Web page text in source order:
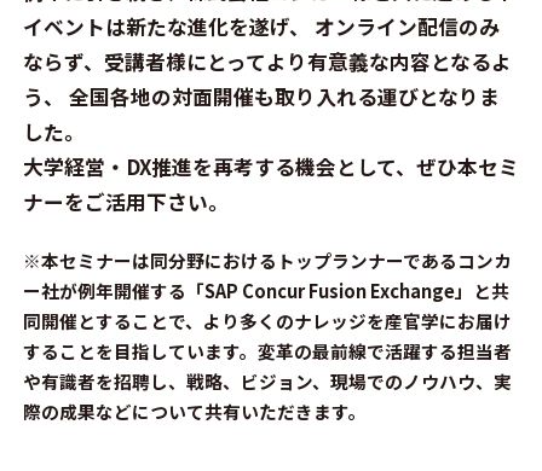
イベントは新たな進化を遂げ、
オンライン配信のみ
ならず、受講者様にとってより有意義な内容となるよ
う、
全国各地の対面開催も取り入れる運びとなりま
した。
大学経営・DX推進を再考する機会として、ぜひ本セミ
ナーをご活用下さい。
※本セミナーは同分野におけるトップランナーであるコンカ
ー社が例年開催する「SAP Concur Fusion Exchange」と共
同開催とすることで、より多くのナレッジを産官学にお届け
することを目指しています。変革の最前線で活躍する担当者
や有識者を招聘し、戦略、ビジョン、現場でのノウハウ、実
際の成果などについて共有いただきます。